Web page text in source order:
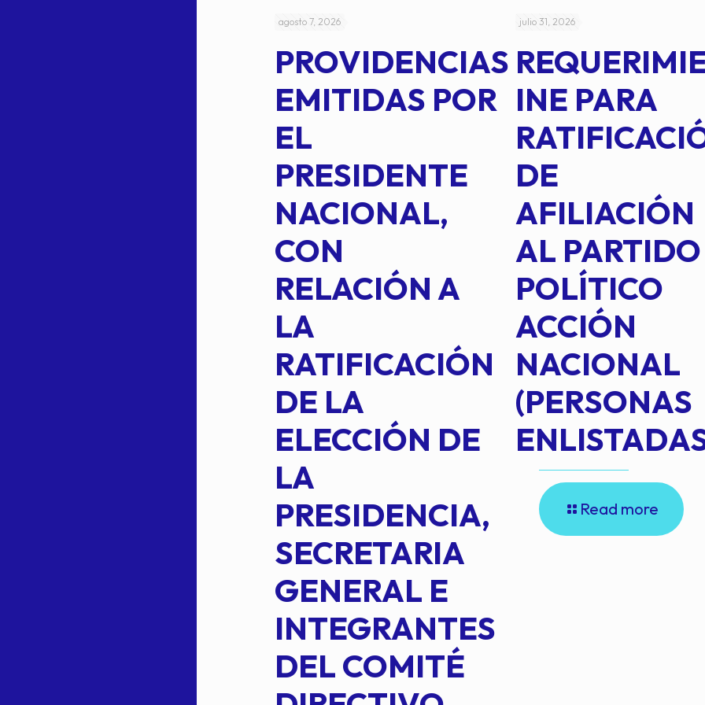
agosto 7, 2026
PROVIDENCIAS
EMITIDAS POR
EL
PRESIDENTE
NACIONAL,
CON
RELACIÓN A
LA
RATIFICACIÓN
DE LA
ELECCIÓN DE
LA
PRESIDENCIA,
SECRETARIA
GENERAL E
INTEGRANTES
DEL COMITÉ
julio 31, 2026
INE PARA
DE
AFILIACIÓN
AL PARTIDO
POLÍTICO
ACCIÓN
NACIONAL
(PERSONAS
Read more